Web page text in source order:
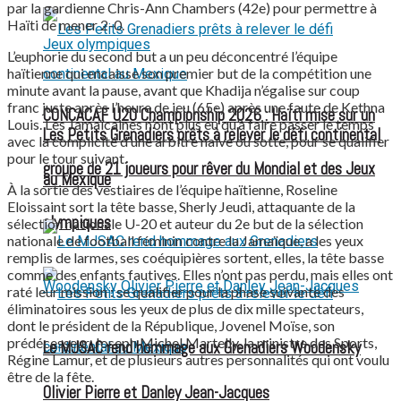
CONCACAF U20 Championship 2026 : Haïti mise sur un
groupe de 21 joueurs pour rêver du Mondial et des Jeux
olympiques
Les Petits Grenadiers prêts à relever le défi continental
au Mexique
Le MJSAC rend hommage aux Grenadiers Woodensky
Olivier Pierre et Danley Jean-Jacques
par la gardienne Chris-Ann Chambers (42e) pour permettre à
Haïti de mener 2-0.
L’euphorie du second but a un peu déconcentré l’équipe
haïtienne qui encaisse son premier but de la compétition une
minute avant la pause, avant que Khadija n’égalise sur coup
franc juste après l’heure de jeu (65e) après une faute de Kethna
Louis. Les Jamaïcaines n’ont plus eu qu’à faire passer le temps
avec la complicité d’une arbitre naïve ou sotte, pour se qualifier
pour le tour suivant.
À la sortie des vestiaires de l’équipe haïtienne, Roseline
Eloissaint sort la tête basse, Sherly Jeudi, attaquante de la
sélection nationale U-20 et auteur du 2e but de la sélection
nationale de football féminin contre la Jamaïque, a les yeux
remplis de larmes, ses coéquipières sortent, elles, la tête basse
comme des enfants fautives. Elles n’ont pas perdu, mais elles ont
raté leur mission : se qualifier pour la phase suivante des
éliminatoires sous les yeux de plus de dix mille spectateurs,
dont le président de la République, Jovenel Moïse, son
prédécesseur, Joseph Michel Martelly, la ministre des Sports,
Régine Lamur, et de plusieurs autres personnalités qui ont voulu
être de la fête.